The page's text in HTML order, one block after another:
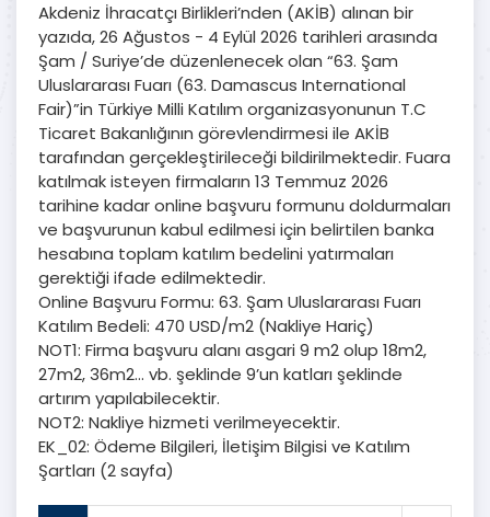
Akdeniz İhracatçı Birlikleri’nden (AKİB) alınan bir
yazıda, 26 Ağustos - 4 Eylül 2026 tarihleri arasında
Şam / Suriye’de düzenlenecek olan “63. Şam
Uluslararası Fuarı (63. Damascus International
Fair)”in Türkiye Milli Katılım organizasyonunun T.C
Ticaret Bakanlığının görevlendirmesi ile AKİB
tarafından gerçekleştirileceği bildirilmektedir. Fuara
katılmak isteyen firmaların 13 Temmuz 2026
tarihine kadar online başvuru formunu doldurmaları
ve başvurunun kabul edilmesi için belirtilen banka
hesabına toplam katılım bedelini yatırmaları
gerektiği ifade edilmektedir.
Online Başvuru Formu: 63. Şam Uluslararası Fuarı
Katılım Bedeli: 470 USD/m2 (Nakliye Hariç)
NOT1: Firma başvuru alanı asgari 9 m2 olup 18m2,
27m2, 36m2… vb. şeklinde 9’un katları şeklinde
artırım yapılabilecektir.
NOT2: Nakliye hizmeti verilmeyecektir.
EK_02: Ödeme Bilgileri, İletişim Bilgisi ve Katılım
Şartları (2 sayfa)